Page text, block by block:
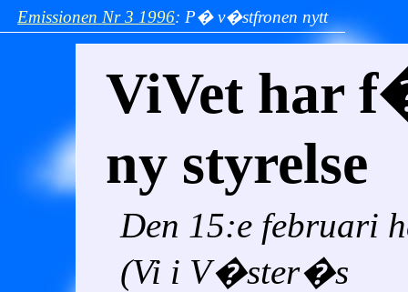
Emissionen Nr 3 1996: P� v�stfronen nytt
ViVet har
ny styrelse
Den 15:e februari
(Vi i V�ster�s